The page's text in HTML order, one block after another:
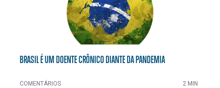
BRASIL É UM DOENTE CRÔNICO DIANTE DA PANDEMIA
COMENTÁRIOS 2 MIN